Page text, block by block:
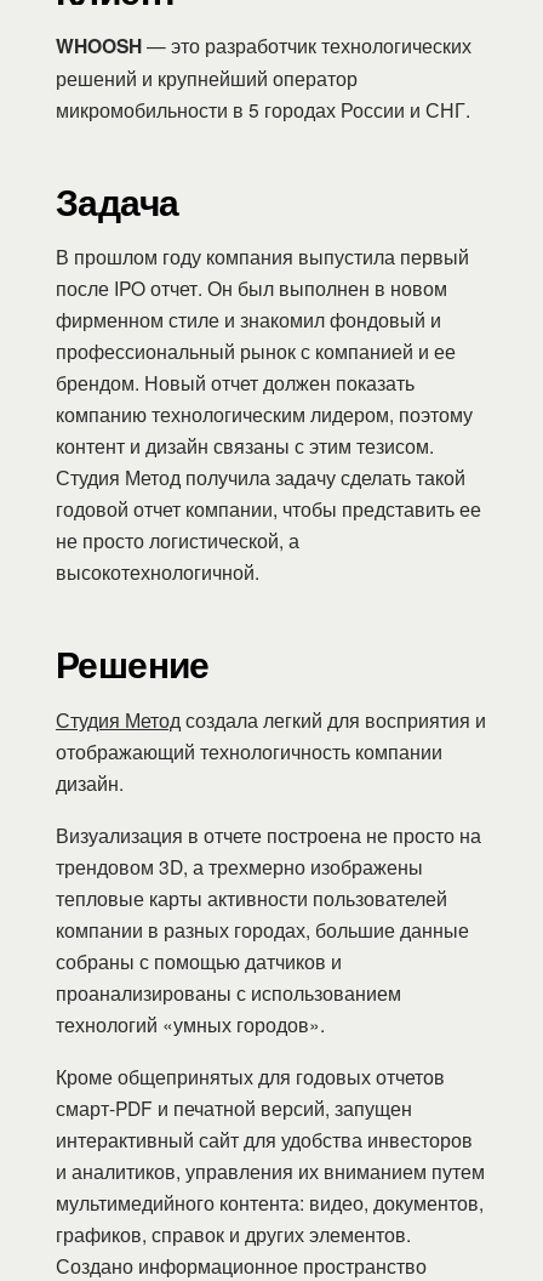
WHOOSH— это разработчик технологических
решений и крупнейший оператор
микромобильности в 5 городах России и СНГ.
Задача
В прошлом году компания выпустила первый
после IPO отчет. Он был выполнен в новом
фирменном стиле и знакомил фондовый и
профессиональный рынок с компанией и ее
брендом. Новый отчет должен показать
компанию технологическим лидером, поэтому
контент и дизайн связаны с этим тезисом.
Студия Метод получила задачу сделать такой
годовой отчет компании, чтобы представить ее
не просто логистической, а
высокотехнологичной.
Решение
Студия Метод создала легкий для восприятия и
отображающий технологичность компании
дизайн.
Визуализация в отчете построена не просто на
трендовом 3D, а трехмерно изображены
тепловые карты активности пользователей
компании в разных городах, большие данные
собраны с помощью датчиков и
проанализированы с использованием
технологий «умных городов».
Кроме общепринятых для годовых отчетов
смарт-PDF и печатной версий, запущен
интерактивный сайт для удобства инвесторов
и аналитиков, управления их вниманием путем
мультимедийного контента: видео, документов,
графиков, справок и других элементов.
Создано информационное пространство